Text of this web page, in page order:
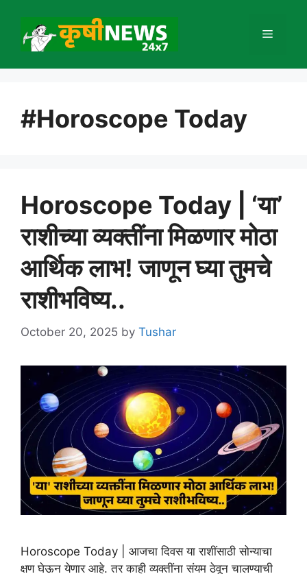
content
Menu
#Horoscope Today
Horoscope Today | ‘या’
राशीच्या व्यक्तींना मिळणार मोठा
आर्थिक लाभ! जाणून घ्या तुमचे
राशीभविष्य..
October 20, 2025 by Tushar
Horoscope Today | आजचा दिवस या राशींसाठी सोन्याचा
क्षण घेऊन येणार आहे. तर काही व्यक्तींना संयम ठेवून चालण्याची